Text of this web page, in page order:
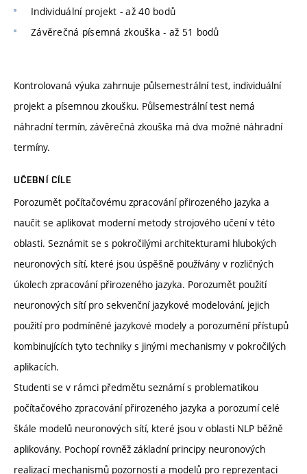
Individuální projekt - až 40 bodů
Závěrečná písemná zkouška - až 51 bodů
Kontrolovaná výuka zahrnuje půlsemestrální test, individuální
projekt a písemnou zkoušku. Půlsemestrální test nemá
náhradní termín, závěrečná zkouška má dva možné náhradní
termíny.
UČEBNÍ CÍLE
Porozumět počítačovému zpracování přirozeného jazyka a
naučit se aplikovat moderní metody strojového učení v této
oblasti. Seznámit se s pokročilými architekturami hlubokých
neuronových sítí, které jsou úspěšně používány v rozličných
úkolech zpracování přirozeného jazyka. Porozumět použití
neuronových sítí pro sekvenční jazykové modelování, jejich
použití pro podmíněné jazykové modely a porozumění přístupů
kombinujících tyto techniky s jinými mechanismy v pokročilých
aplikacích.
Studenti se v rámci předmětu seznámí s problematikou
počítačového zpracování přirozeného jazyka a porozumí celé
škále modelů neuronových sítí, které jsou v oblasti NLP běžně
aplikovány. Pochopí rovněž základní principy neuronových
realizací mechanismů pozornosti a modelů pro reprezentaci